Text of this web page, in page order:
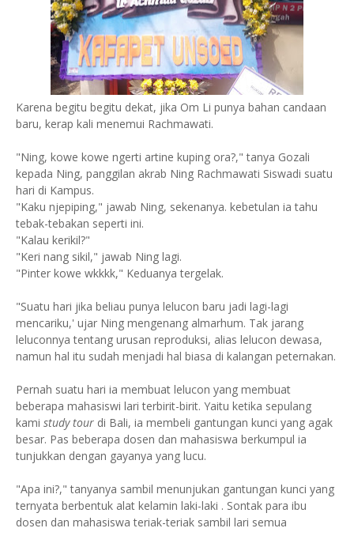
Karena begitu begitu dekat, jika Om Li punya bahan candaan
baru, kerap kali menemui Rachmawati.
"Ning, kowe kowe ngerti artine kuping ora?," tanya Gozali
kepada Ning, panggilan akrab Ning Rachmawati Siswadi suatu
hari di Kampus.
"Kaku njepiping," jawab Ning, sekenanya. kebetulan ia tahu
tebak-tebakan seperti ini.
"Kalau kerikil?"
"Keri nang sikil," jawab Ning lagi.
"Pinter kowe wkkkk," Keduanya tergelak.
"Suatu hari jika beliau punya lelucon baru jadi lagi-lagi
mencariku,' ujar Ning mengenang almarhum. Tak jarang
leluconnya tentang urusan reproduksi, alias lelucon dewasa,
namun hal itu sudah menjadi hal biasa di kalangan peternakan.
Pernah suatu hari ia membuat lelucon yang membuat
beberapa mahasiswi lari terbirit-birit. Yaitu ketika sepulang
kami study tour di Bali, ia membeli gantungan kunci yang agak
besar. Pas beberapa dosen dan mahasiswa berkumpul ia
tunjukkan dengan gayanya yang lucu.
"Apa ini?," tanyanya sambil menunjukan gantungan kunci yang
ternyata berbentuk alat kelamin laki-laki . Sontak para ibu
dosen dan mahasiswa teriak-teriak sambil lari semua